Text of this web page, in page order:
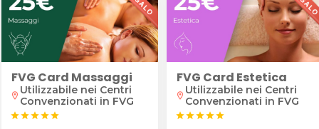
FVG Card Massaggi
location_on Utilizzabile nei Centri
Convenzionati in FVG
starstarstarstarstar
FVG Card Estetica
location_on Utilizzabile nei Centri
Convenzionati in FVG
starstarstarstarstar